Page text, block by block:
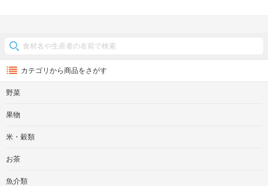
カテゴリから商品をさがす
野菜
果物
米・穀類
お茶
魚介類